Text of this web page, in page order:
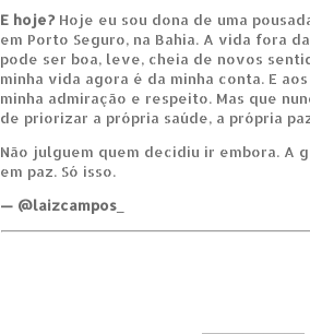
E hoje? Hoje eu sou dona de uma
em Porto Seguro, na Bahia. A vida fora
pode ser boa, leve, cheia de novos
minha vida agora é da minha conta. E
minha admiração e respeito. Mas que
de priorizar a própria saúde, a própria
Não julguem quem decidiu ir embora. A
em paz. Só isso.
— @laizcampos_